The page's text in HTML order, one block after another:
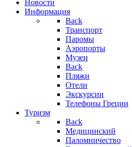
Новости
Информация
Back
Транспорт
Паромы
Аэропорты
Музеи
Back
Пляжи
Отели
Экскурсии
Телефоны Греции
Туризм
Back
Медицинский
Паломничество